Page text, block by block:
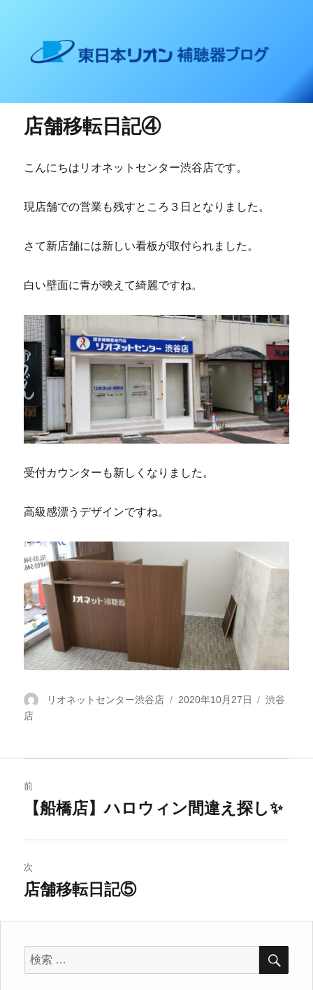
東日本リオン 補聴器ブログ
店舗移転日記④
こんにちはリオネットセンター渋谷店です。
現店舗での営業も残すところ３日となりました。
さて新店舗には新しい看板が取付られました。
白い壁面に青が映えて綺麗ですね。
受付カウンターも新しくなりました。
高級感漂うデザインですね。
投
リオネットセンター渋谷店
投
2020年10月27日
カ
渋谷
店
稿
ビ
ゲ
ー
シ
ョ
前
投
稿:
【船橋店】ハロウィン間違え探し✨
次
次
稿:
店舗移転日記⑤
検
索
検